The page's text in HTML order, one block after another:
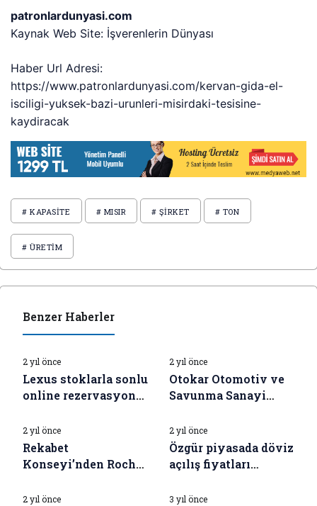
patronlardunyasi.com
Kaynak Web Site: İşverenlerin Dünyası
Haber Url Adresi:
https://www.patronlardunyasi.com/kervan-gida-el-
isciligi-yuksek-bazi-urunleri-misirdaki-tesisine-
kaydiracak
# KAPASITE # MISIR # ŞIRKET # TON
# ÜRETIM
Benzer Haberler
İŞ DÜNYASI HABERLERI
2 yıl önce
Lexus stoklarla sonlu
online rezervasyona
başlattı
2 yıl önce
Otokar Otomotiv ve
Savunma Sanayi
araçları sürecek
bayan test sürücüsü
arıyor
İŞ DÜNYASI HABERLERI
2 yıl önce
Rekabet
Konseyi’nden Roche
hakkında soruşturma
İŞ DÜNYASI HABERLERI
2 yıl önce
Özgür piyasada döviz
açılış fiyatları
İŞ DÜNYASI HABERLERI
2 yıl önce
İŞ DÜNYASI HABERLERI
3 yıl önce